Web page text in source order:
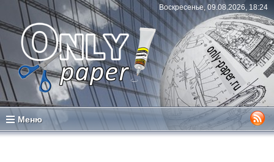
Воскресенье, 09.08.2026, 18:24
Меню